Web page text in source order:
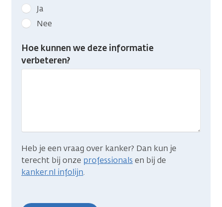
Geef
kanker.nl
feedback:
Heb
je
gevonden
Ja
Nee
Hoe kunnen we deze informatie
verbeteren?
Heb je een vraag over kanker? Dan kun je
terecht bij onze professionals en bij de
kanker.nl infolijn.